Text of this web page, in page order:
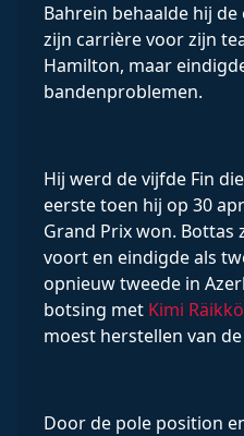
Bahrein behaalde hij
zijn carrière voor zijn
Hamilton, maar
bandenproblemen.
Hij werd de vijfde Fin
eerste toen hij op 30
Grand Prix won. Bottas
voort en eindigde als
opnieuw tweede in
botsing met Kimi
moest herstellen van
Door de pole position